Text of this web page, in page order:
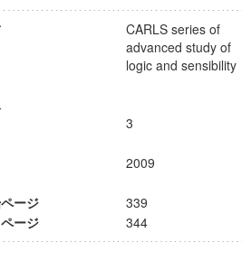
CARLS series of
advanced study of
logic and sensibility
3
2009
ージ
339
ージ
344